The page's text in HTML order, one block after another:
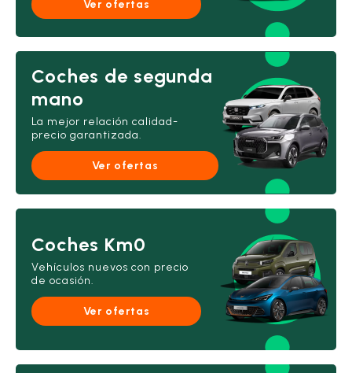
Ver ofertas
Coches de segunda
mano
La mejor relación calidad-
precio garantizada.
Ver ofertas
Coches Km0
Vehículos nuevos con precio
de ocasión.
Ver ofertas